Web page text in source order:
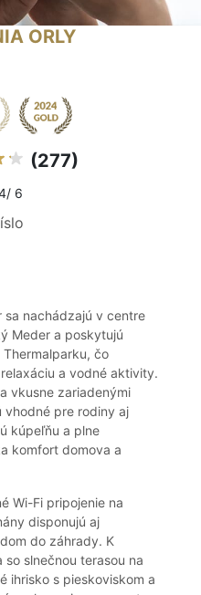
ORLY
(277)
6
sa nachádzajú v centre
Meder a poskytujú
čo
a vodné aktivity.
vkusne zariadenými
vhodné pre rodiny aj
kúpeľňu a plne
komfort domova a
Wi-Fi pripojenie na
disponujú aj
do záhrady. K
slnečnou terasou na
ihrisko s pieskoviskom a